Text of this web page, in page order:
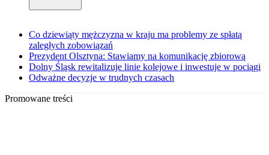
Co dziewiąty mężczyzna w kraju ma problemy ze spłatą
zaległych zobowiązań
Prezydent Olsztyna: Stawiamy na komunikację zbiorową
Dolny Śląsk rewitalizuje linie kolejowe i inwestuje w pociągi
Odważne decyzje w trudnych czasach
Promowane treści